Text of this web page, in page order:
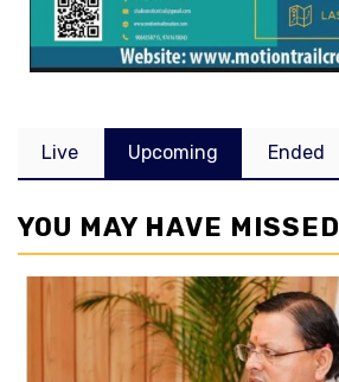
Live Upcoming Ended
YOU MAY HAVE MISSED